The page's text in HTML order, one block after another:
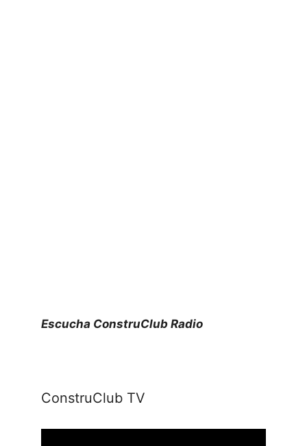
Escucha ConstruClub Radio
ConstruClub TV